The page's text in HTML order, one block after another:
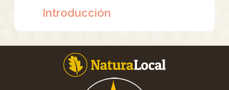
Introducción